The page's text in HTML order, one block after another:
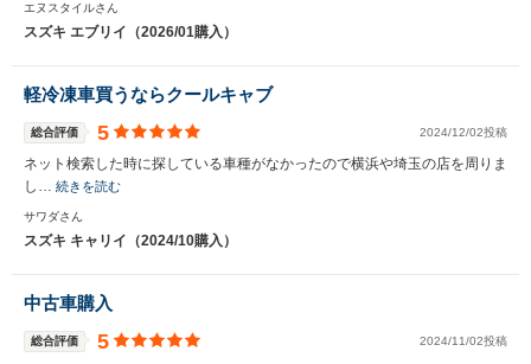
エヌスタイルさん
スズキ エブリイ（2026/01購入）
軽冷凍車買うならクールキャブ
総合評価 5 2024/12/02投稿
ネット検索した時に探している車種がなかったので横浜や埼玉の店を周りま
し… 続きを読む
サワダさん
スズキ キャリイ（2024/10購入）
中古車購入
総合評価 5 2024/11/02投稿